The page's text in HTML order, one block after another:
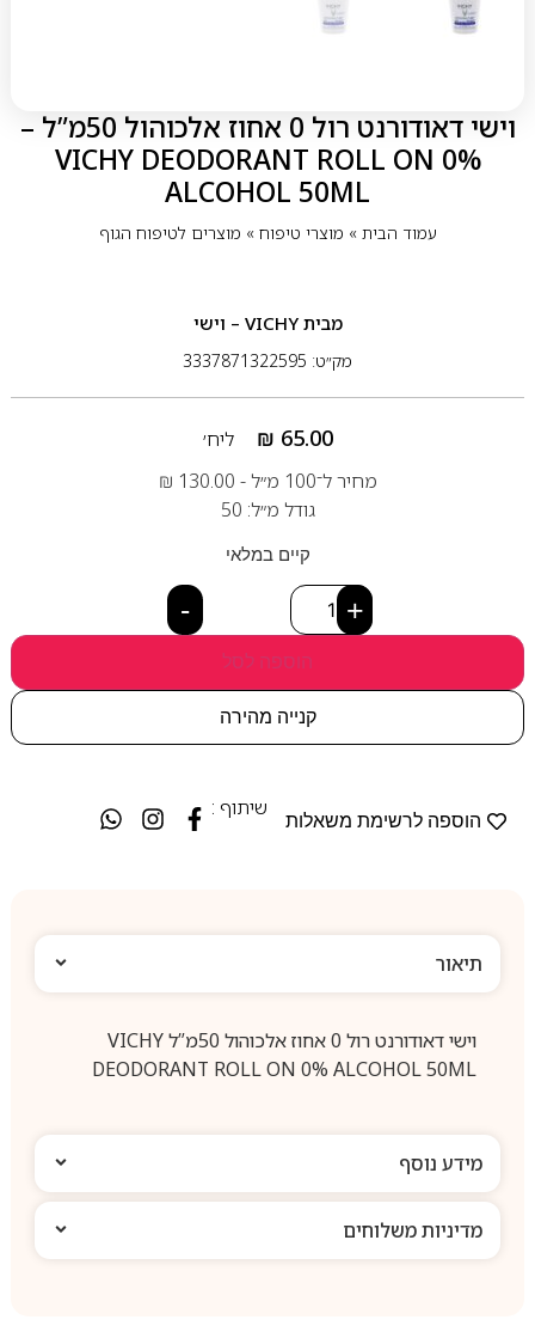
וישי דאודורנט רול 0 אחוז אלכוהול 50מ”ל –
VICHY DEODORANT ROLL ON 0%
ALCOHOL 50ML
עמוד הבית» מוצרי טיפוח» מוצרים לטיפוח הגוף
מבית VICHY – וישי
מק״ט: 3337871322595
₪ 65.00
ליח׳
מחיר ל־100 מ״ל -
₪ 130.00
גודל מ״ל: 50
קיים במלאי
- +
הוספה לסל
קנייה מהירה
הוספה לרשימת משאלות
שיתוף :
תיאור
וישי דאודורנט רול 0 אחוז אלכוהול 50מ”ל VICHY
DEODORANT ROLL ON 0% ALCOHOL 50ML
מידע נוסף
מדיניות משלוחים